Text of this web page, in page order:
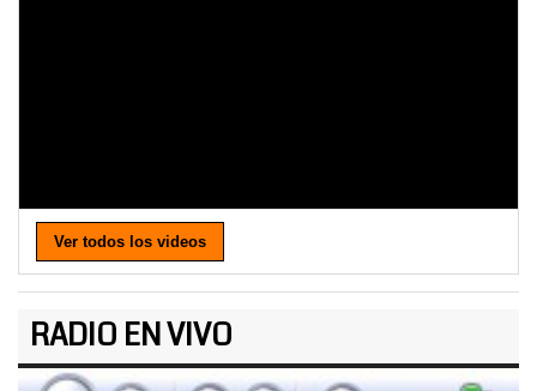
Ver todos los videos
RADIO EN VIVO